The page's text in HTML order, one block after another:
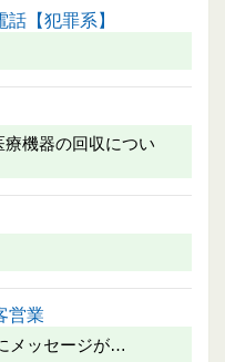
【犯罪系】
機器の回収につい
営業
メッセージが…